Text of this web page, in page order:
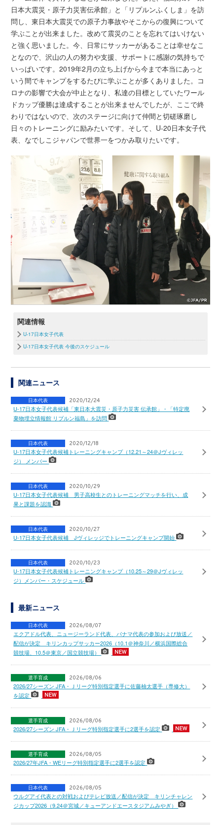
日本大震災・原子力災害伝承館」と「リプルンふくしま」を訪
問し、東日本大震災での原子力事故やそこからの復興について
学ぶことが出来ました。改めて震災のことを忘れてはいけない
と強く思いました。今、日常にサッカーがあることは幸せなこ
となので、沢山の人の努力や支援、サポートに感謝の気持ちで
いっぱいです。2019年2月の立ち上げから今まで本当にあっと
いう間でキャンプをするたびに学ぶことが多くありました。コ
ロナの影響で大会が中止となり、私達の目標としていたワール
ドカップ優勝は達成することが出来ませんでしたが、ここで終
わりではないので、次のステージに向けて仲間と切磋琢磨し
日々のトレーニングに励みたいです。そして、U-20日本女子代
表、なでしこジャパンで世界一をつかみ取りたいです。
関連情報
U-17日本女子代表
U-17日本女子代表 今後のスケジュール
関連ニュース
日本代表 2020/12/24
U-17日本女子代表候補「東日本大震災・原子力災害 伝承館」・「特定廃
棄物埋立情報館 リプルン福島」を訪問
日本代表 2020/12/18
U-17日本女子代表候補トレーニングキャンプ（12.21～24＠Jヴィレッ
ジ） メンバー
日本代表 2020/10/29
U-17日本女子代表候補 男子高校生とのトレーニングマッチを行い、成
果と課題を認識
日本代表 2020/10/27
U-17日本女子代表候補 Jヴィレッジでトレーニングキャンプ開始
日本代表 2020/10/23
U-17日本女子代表候補トレーニングキャンプ（10.25～29＠Jヴィレッ
ジ）メンバー・スケジュール
最新ニュース
日本代表 2026/08/07
エクアドル代表、ニュージーランド代表、パナマ代表の参加および放送／
配信が決定 キリンカップサッカー2026（10.1＠神奈川／横浜国際総合
競技場、10.5＠東京／国立競技場）
選手育成 2026/08/06
2026/27シーズン JFA・Ｊリーグ特別指定選手に佐藤柚太選手（専修大）
を認定
選手育成 2026/08/06
2026/27シーズン JFA・Ｊリーグ特別指定選手に2選手を認定
選手育成 2026/08/05
2026/27年JFA・WEリーグ特別指定選手に2選手を認定
日本代表 2026/08/05
ウルグアイ代表との対戦およびテレビ放送／配信が決定 キリンチャレン
ジカップ2026（9.24＠宮城／キューアンドエースタジアムみやぎ）